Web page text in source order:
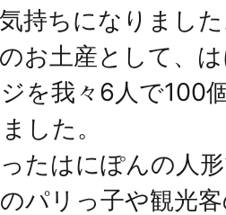
持ちになりまし
お土産として、
を我々6人で100
した。
たはにぽんの人
パリっ子や観光